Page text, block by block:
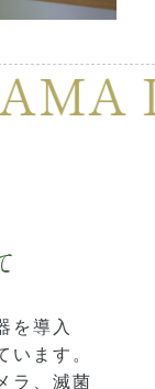
を導入
ます。
ラ、滅菌